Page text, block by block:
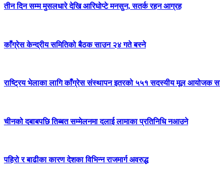
तीन दिन सम्म मुसलधारे देखि आरिघोप्टे मनसुन, सतर्क रहन आग्रह
काँग्रेस केन्द्रीय समितिको बैठक साउन २४ गते बस्ने
राष्ट्रिय भेलाका लागि काँग्रेस संस्थापन इतरको ५५१ सदस्यीय मूल आयोजक
चीनको दबाबपछि तिब्बत सम्मेलनमा दलाई लामाका प्रतिनिधि नआउने
पहिरो र बाढीका कारण देशका विभिन्न राजमार्ग अवरुद्ध